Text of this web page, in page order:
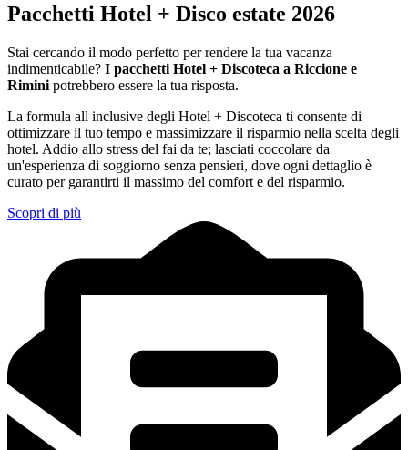
Pacchetti Hotel + Disco estate 2026
Stai cercando il modo perfetto per rendere la tua vacanza
indimenticabile? I pacchetti Hotel + Discoteca a Riccione e
Rimini potrebbero essere la tua risposta.
La formula all inclusive degli Hotel + Discoteca ti consente di
ottimizzare il tuo tempo e massimizzare il risparmio nella scelta degli
hotel. Addio allo stress del fai da te; lasciati coccolare da
un'esperienza di soggiorno senza pensieri, dove ogni dettaglio è
curato per garantirti il massimo del comfort e del risparmio.
Scopri di più